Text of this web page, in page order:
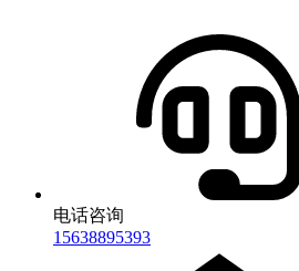
电话咨询
15638895393